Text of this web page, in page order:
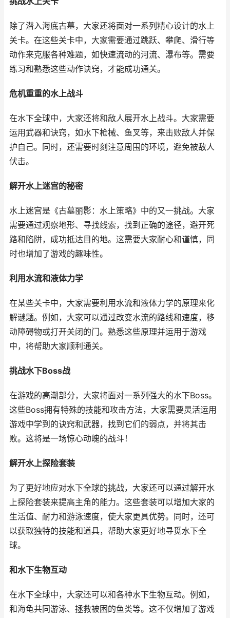
除了潜入海底古墓，大家还将面对一系列精心设计的水上
关卡。在这些关卡中，大家需要通过跳跃、攀爬、滑行等
动作来克服各种难题，如快速流动的河流、瀑布等。需要
练习和熟悉这些动作诀窍，才能成功通关。
危机重重的水上战斗
在水下全球中，大家还将和敌人展开水上战斗。大家需要
运用武器和诀窍，如水下枪械、鱼叉等，来击败敌人并保
护自己。同时，还需要时刻注意周围的环境，避免被敌人
伏击。
解开水上迷宫的秘密
水上迷宫是《古墓丽影：水上策略》中的又一挑战。大家
需要通过观察地形、寻找线索，找到正确的途径，避开死
路和陷阱，成功抵达目的地。这需要大家耐心和谨慎，同
时也增加了游戏的趣味性。
利用水流和液体力学
在某些关卡中，大家需要利用水流和液体力学的原理来化
解谜题。例如，大家可以通过改变水流的路线和速度，移
动障碍物或打开关闭的门。熟悉这些原理并运用于游戏
中，将帮助大家顺利通关。
挑战水下Boss战
在游戏的高潮部分，大家将面对一系列强大的水下Boss。
这些Boss拥有特殊的技能和攻击方法，大家需要灵活运用
游戏中学到的诀窍和武器，找到它们的弱点，并将其击
败。这将是一场惊心动魄的战斗！
解开水上探险套装
为了更好地应对水下全球的挑战，大家还可以通过解开水
上探险套装来提高主角的能力。这些套装可以增加大家的
生活值、耐力和游泳速度，使大家更具优势。同时，还可
以获取独特的技能和道具，帮助大家更好地寻觅水下全
球。
和水下生物互动
在水下全球中，大家还可以和各种水下生物互动。例如，
和海龟共同游泳、拯救被困的鱼类等。这不仅增加了游戏